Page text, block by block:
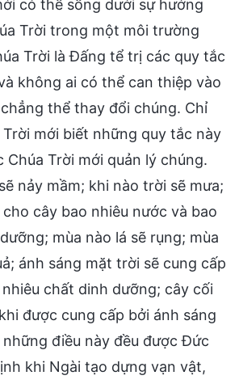
có thể sống dưới sự hướng
Trời trong một môi trường
Trời là Đấng tể trị các quy tắc
không ai có thể can thiệp vào
thể thay đổi chúng. Chỉ
mới biết những quy tắc này
Trời mới quản lý chúng.
nảy mầm; khi nào trời sẽ mưa;
cây bao nhiêu nước và bao
mùa nào lá sẽ rụng; mùa
ánh sáng mặt trời sẽ cung cấp
chất dinh dưỡng; cây cối
được cung cấp bởi ánh sáng
điều này đều được Đức
khi Ngài tạo dựng vạn vật,